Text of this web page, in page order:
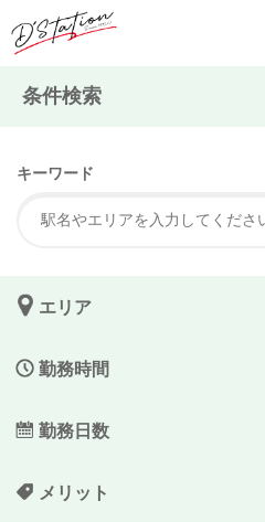
条件検索
キーワード
エリア
勤務時間
勤務日数
メリット